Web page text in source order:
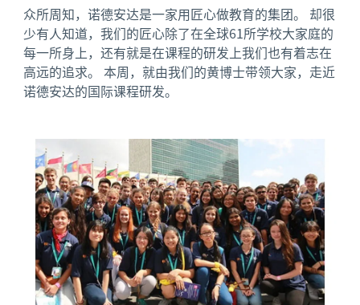
众所周知，诺德安达是一家用匠心做教育的集团。 却很
少有人知道，我们的匠心除了在全球61所学校大家庭的
每一所身上，还有就是在课程的研发上我们也有着志在
高远的追求。 本周，就由我们的黄博士带领大家，走近
诺德安达的国际课程研发。
News image